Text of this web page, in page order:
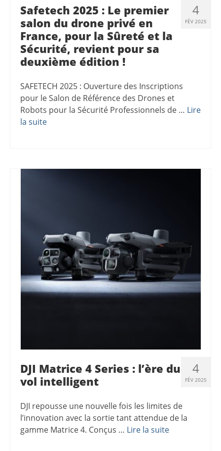
4
FÉV 2025
Safetech 2025 : Le premier
salon du drone privé en
France, pour la Sûreté et la
Sécurité, revient pour sa
deuxième édition !
SAFETECH 2025 : Ouverture des Inscriptions
pour le Salon de Référence des Drones et
Robots pour la Sécurité Professionnels de … Lire
la suite
4
FÉV 2025
DJI Matrice 4 Series : l’ère du
vol intelligent
DJI repousse une nouvelle fois les limites de
l’innovation avec la sortie tant attendue de la
gamme Matrice 4. Conçus … Lire la suite